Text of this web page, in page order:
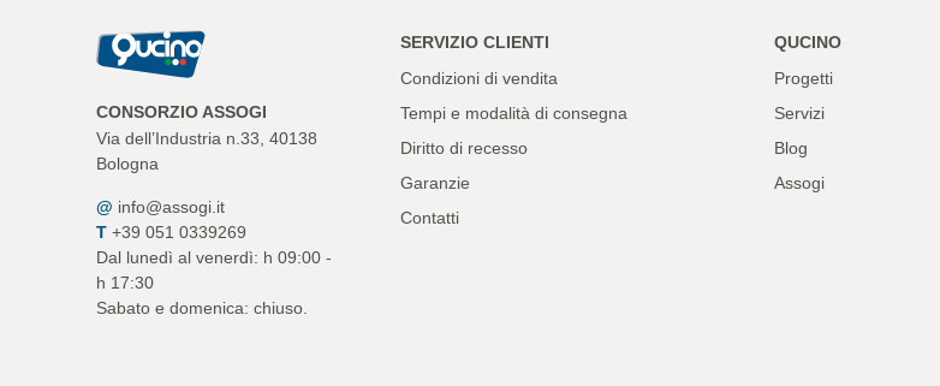
CONSORZIO ASSOGI
Via dell’Industria n.33, 40138
Bologna
@ info@assogi.it
T +39 051 0339269
Dal lunedì al venerdì: h 09:00 -
h 17:30
Sabato e domenica: chiuso.
SERVIZIO CLIENTI
Condizioni di vendita
Tempi e modalità di consegna
Diritto di recesso
Garanzie
Contatti
QUCINO
Progetti
Servizi
Blog
Assogi